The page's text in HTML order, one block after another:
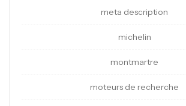
meta description
michelin
montmartre
moteurs de recherche